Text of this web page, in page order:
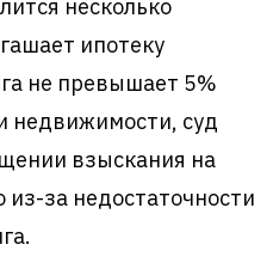
несколько
ипотеку
не превышает 5%
недвижимости, суд
взыскания на
за недостаточности